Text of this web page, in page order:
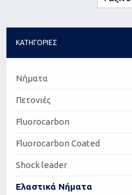
ΚΑΤΗΓΟΡΙΕΣ
Νήματα
Πετονιές
Fluorocarbon
Fluorocarbon Coated
Shock leader
Ελαστικά Νήματα